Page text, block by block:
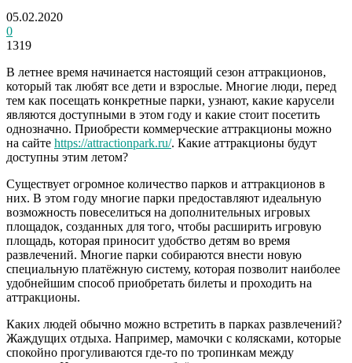
05.02.2020
0
1319
В летнее время начинается настоящий сезон аттракционов,
который так любят все дети и взрослые. Многие люди, перед
тем как посещать конкретные парки, узнают, какие карусели
являются доступными в этом году и какие стоит посетить
однозначно. Приобрести коммерческие аттракционы можно
на сайте https://attractionpark.ru/. Какие аттракционы будут
доступны этим летом?
Существует огромное количество парков и аттракционов в
них. В этом году многие парки предоставляют идеальную
возможность повеселиться на дополнительных игровых
площадок, созданных для того, чтобы расширить игровую
площадь, которая приносит удобство детям во время
развлечений. Многие парки собираются внести новую
специальную платёжную систему, которая позволит наиболее
удобнейшим способ приобретать билеты и проходить на
аттракционы.
Каких людей обычно можно встретить в парках развлечений?
Жаждущих отдыха. Например, мамочки с колясками, которые
спокойно прогуливаются где-то по тропинкам между